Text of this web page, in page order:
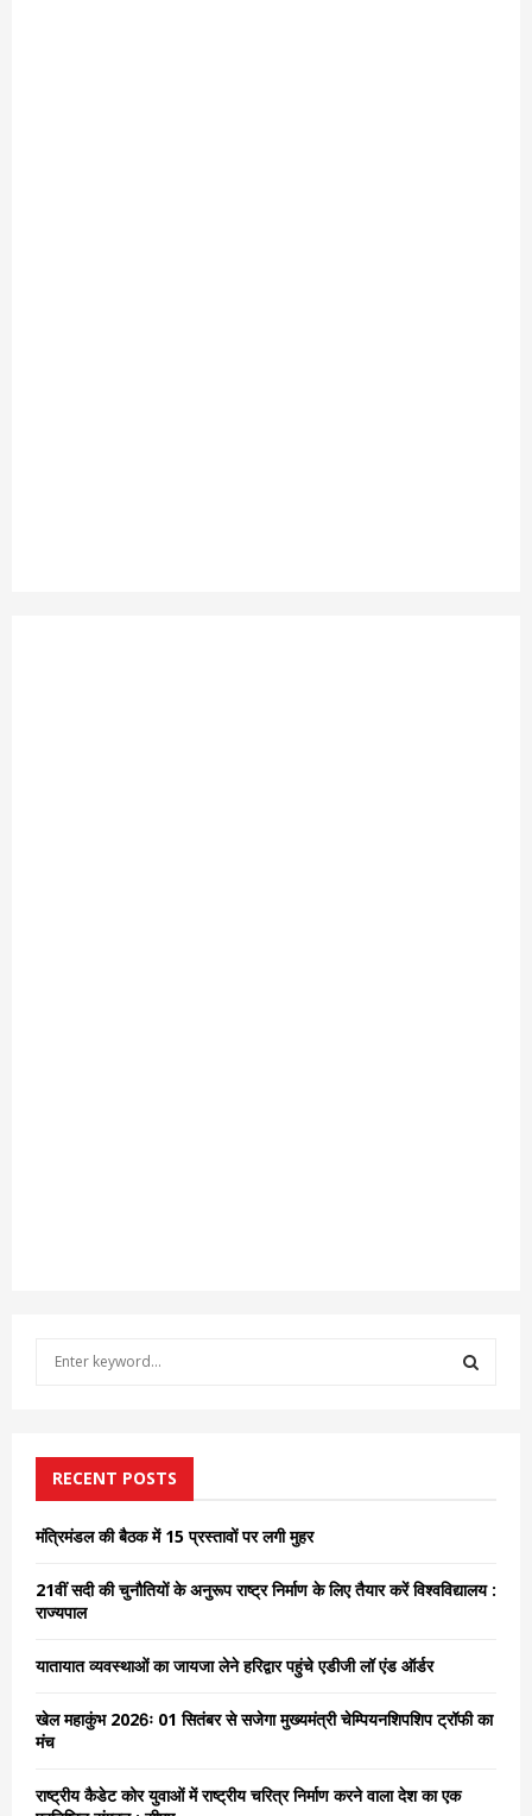
f
o
C
RECENT POSTS
मंत्रिमंडल की बैठक में 15 प्रस्तावों पर लगी मुहर
21वीं सदी की चुनौतियों के अनुरूप राष्ट्र निर्माण के लिए तैयार करें विश्वविद्यालय :
राज्यपाल
यातायात व्यवस्थाओं का जायजा लेने हरिद्वार पहुंचे एडीजी लॉ एंड ऑर्डर
खेल महाकुंभ 2026ः 01 सितंबर से सजेगा मुख्यमंत्री चेम्पियनशिपशिप ट्रॉफी का
मंच
राष्ट्रीय कैडेट कोर युवाओं में राष्ट्रीय चरित्र निर्माण करने वाला देश का एक